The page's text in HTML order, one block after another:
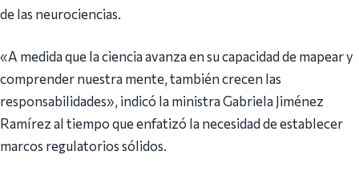
de las neurociencias.
«A medida que la ciencia avanza en su capacidad de mapear y
comprender nuestra mente, también crecen las
responsabilidades», indicó la ministra Gabriela Jiménez
Ramírez al tiempo que enfatizó la necesidad de establecer
marcos regulatorios sólidos.